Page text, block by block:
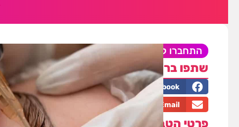
התחברו לקבלת ההטבה
שתפו ברשתות
Facebook
LinkedIn
Email
פרטי הטבה